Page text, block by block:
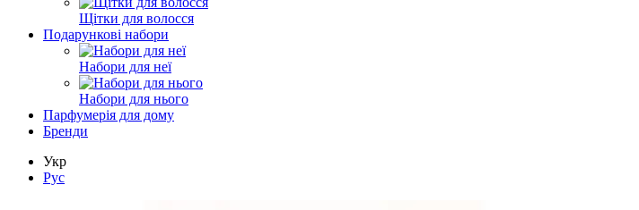
Щітки для волосся
Подарункові набори
Набори для неї
Набори для нього
Парфумерія для дому
Бренди
Укр
Рус